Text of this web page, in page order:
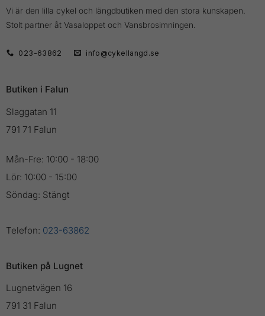
Vi är den lilla cykel och längdbutiken med den stora kunskapen.
Stolt partner åt Vasaloppet och Vansbrosimningen.
023-63862 info@cykellangd.se
Butiken i Falun
Slaggatan 11
791 71 Falun
Mån-Fre: 10:00 - 18:00
Lör: 10:00 - 15:00
Söndag: Stängt
Telefon: 023-63862
Butiken på Lugnet
Lugnetvägen 16
791 31 Falun